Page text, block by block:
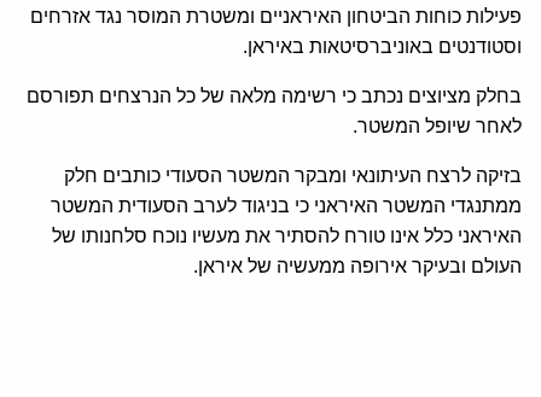
פעילות כוחות הביטחון האיראניים ומשטרת המוסר נגד אזרחים
וסטודנטים באוניברסיטאות באיראן.
בחלק מציוצים נכתב כי רשימה מלאה של כל הנרצחים תפורסם
לאחר שיופל המשטר.
בזיקה לרצח העיתונאי ומבקר המשטר הסעודי כותבים חלק
ממתנגדי המשטר האיראני כי בניגוד לערב הסעודית המשטר
האיראני כלל אינו טורח להסתיר את מעשיו נוכח סלחנותו של
העולם ובעיקר אירופה ממעשיה של איראן.